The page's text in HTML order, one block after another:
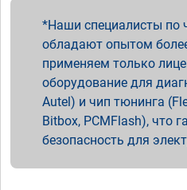
Наши специалисты по
обладают опытом
применяем только
оборудование для
Autel) и чип тюнинга
Bitbox, PCMFlash), что
безопасность для